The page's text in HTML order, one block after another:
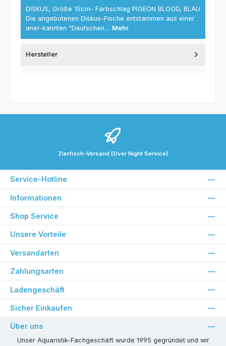
DISKUS, Größe 15cm- Farbschlag PIGEON BLOOD, BLAU
Die angebotenen Diskus-Fische entstammen aus einer
aner-kannten "Deutschen… Mehr
Hersteller
Zierfisch-Versand (Over Night Service)
Service-Hotline
Informationen
Shop Service
Unsere Vorteile
Versandarten
Zahlungsarten
Ladengeschäft
Sicher Einkaufen
Über uns
Unser Aquaristik-Fachgeschäft wurde 1995 gegründet und wir